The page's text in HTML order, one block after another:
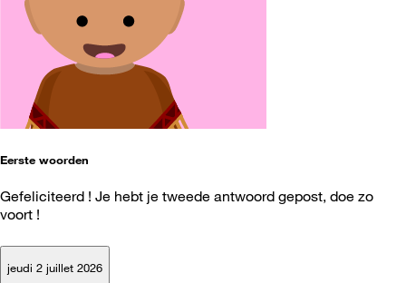
Eerste woorden
Gefeliciteerd ! Je hebt je tweede antwoord gepost, doe zo
voort !
jeudi 2 juillet 2026